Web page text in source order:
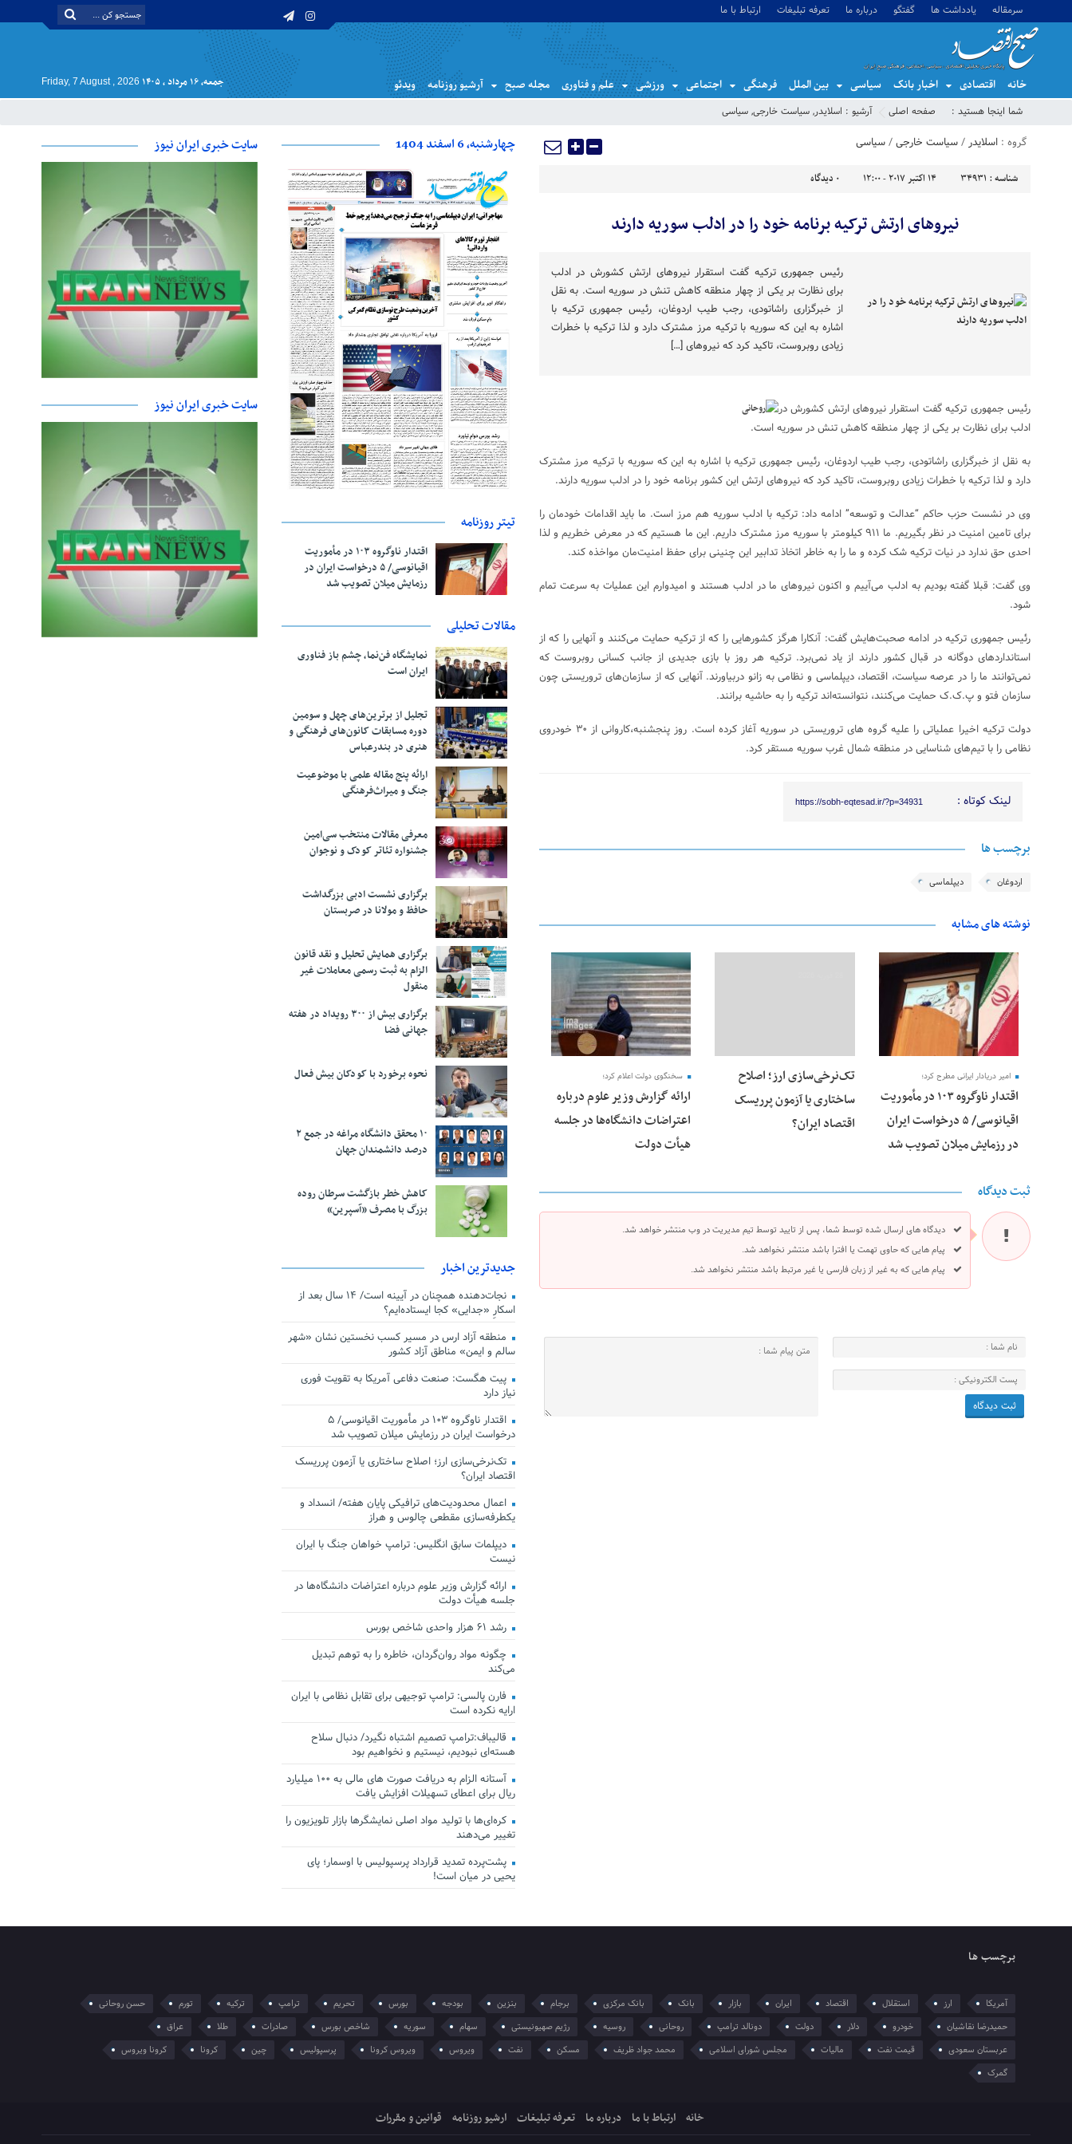
سرمقاله یادداشت ها گفتگو درباره ما تعرفه تبلیغات ارتباط با ما
خانه اقتصادی اخبار بانک سیاسی بین الملل فرهنگی اجتماعی ورزشی علم و فناوری مجله صبح آرشیو روزنامه ویدئو جمعه, ۱۶ مرداد , ۱۴۰۵ Friday, 7 August , 2026
شما اینجا هستید : صفحه اصلی آرشیو : اسلایدر, سیاست خارجی, سیاسی
گروه : اسلایدر/سیاست خارجی/سیاسی
شناسه : 34931 14 اکتبر 2017 - 12:00 0 دیدگاه
نیروهای ارتش ترکیه برنامه خود را در ادلب سوریه دارند
رئیس جمهوری ترکیه گفت استقرار نیروهای ارتش کشورش در ادلب
برای نظارت بر یکی از چهار منطقه کاهش تنش در سوریه است. به نقل
از خبرگزاری راشاتودی، رجب طیب اردوغان، رئیس جمهوری ترکیه با
اشاره به این که سوریه با ترکیه مرز مشترک دارد و لذا ترکیه با خطرات
زیادی روبروست، تاکید کرد که نیروهای […]
رئیس جمهوری ترکیه گفت استقرار نیروهای ارتش کشورش در
ادلب برای نظارت بر یکی از چهار منطقه کاهش تنش در سوریه است.
به نقل از خبرگزاری راشاتودی، رجب طیب اردوغان، رئیس جمهوری ترکیه با اشاره به این که سوریه با ترکیه مرز مشترک
دارد و لذا ترکیه با خطرات زیادی روبروست، تاکید کرد که نیروهای ارتش این کشور برنامه خود را در ادلب سوریه دارند.
وی در نشست حزب حاکم “عدالت و توسعه” ادامه داد: ترکیه با ادلب سوریه هم مرز است. ما باید اقدامات خودمان را
برای تامین امنیت در نظر بگیریم. ما ۹۱۱ کیلومتر با سوریه مرز مشترک داریم. این ما هستیم که در معرض خطریم و لذا
احدی حق ندارد در نیات ترکیه شک کرده و ما را به خاطر اتخاذ تدابیر این چنینی برای حفظ امنیت‌مان مواخذه کند.
وی گفت: قبلا گفته بودیم به ادلب می‌آییم و اکنون نیروهای ما در ادلب هستند و امیدوارم این عملیات به سرعت تمام
شود.
رئیس جمهوری ترکیه در ادامه صحبت‌هایش گفت: آنکارا هرگز کشورهایی را که از ترکیه حمایت می‌کنند و آنهایی را که از
استانداردهای دوگانه در قبال کشور دارند از یاد نمی‌برد. ترکیه هر روز با بازی جدیدی از جانب کسانی روبروست که
نمی‌توانند ما را در عرصه سیاست، اقتصاد، دیپلماسی و نظامی به زانو دربیاورند. آنهایی که از سازمان‌های تروریستی چون
سازمان فتو و پ.ک.ک حمایت می‌کنند، نتوانسته‌اند ترکیه را به حاشیه برانند.
دولت ترکیه اخیرا عملیاتی را علیه گروه های تروریستی در سوریه آغاز کرده است. روز پنجشنبه،کاروانی از ۳۰ خودروی
نظامی را با تیم‌های شناسایی در منطقه شمال غرب سوریه مستقر کرد.
لینک کوتاه : https://sobh-eqtesad.ir/?p=34931
برچسب ها
اردوغان دیپلماسی
نوشته های مشابه
28 فوریه 2026
امیر دریادار ایرانی مطرح کرد؛
اقتدار ناوگروه ۱۰۳ در مأموریت‌
اقیانوسی/ ۵ درخواست ایران
در رزمایش میلان تصویب شد
تک‌نرخی‌سازی ارز؛ اصلاح
ساختاری یا آزمون پرریسک
اقتصاد ایران؟
25 فوریه 2026
سخنگوی دولت اعلام کرد؛
ارائه گزارش وزیر علوم درباره
اعتراضات دانشگاه‌ها در جلسه
هیأت دولت
ثبت دیدگاه
دیدگاه های ارسال شده توسط شما، پس از تایید توسط تیم مدیریت در وب منتشر خواهد شد.
پیام هایی که حاوی تهمت یا افترا باشد منتشر نخواهد شد.
پیام هایی که به غیر از زبان فارسی یا غیر مرتبط باشد منتشر نخواهد شد.
چهارشنبه، 6 اسفند 1404
تیتر روزنامه
اقتدار ناوگروه ۱۰۳ در مأموریت‌
اقیانوسی/ ۵ درخواست ایران در
رزمایش میلان تصویب شد
مقالات تحلیلی
نمایشگاه فن‌نما، چشم باز فناوری
ایران است
تجلیل از بر‌ترین‌های چهل و سومین
دوره مسابقات کانون‌های فرهنگی و
هنری در بندرعباس
ارائه پنج مقاله علمی با موضوعیت
جنگ و میراث‌فرهنگی
معرفی مقالات منتخب سی‌امین
جشنواره تئاتر کودک و نوجوان
برگزاری نشست ادبی بزرگداشت
حافظ و مولانا در صربستان
برگزاری همایش تحلیل و نقد قانون
الزام به ثبت رسمی معاملات غیر
منقول
برگزاری بیش از ۳۰۰ رویداد در هفته
جهانی فضا
نحوه برخورد با کودکان بیش فعال
۱۰ محقق دانشگاه مراغه در جمع ۲
درصد دانشمندان جهان
کاهش خطر بازگشت سرطان روده
بزرگ با مصرف «آسپرین»
جدیدترین اخبار
نجات‌دهنده‌ همچنان در آیینه است/ ۱۴ سال بعد از
اسکارِ «جدایی» کجا ایستاده‌ایم؟
منطقه آزاد ارس در مسیر کسب نخستین نشان «شهر
سالم و ایمن» مناطق آزاد کشور
پیت هگست: صنعت دفاعی آمریکا به تقویت فوری
نیاز دارد
اقتدار ناوگروه ۱۰۳ در مأموریت‌ اقیانوسی/ ۵
درخواست ایران در رزمایش میلان تصویب شد
تک‌نرخی‌سازی ارز؛ اصلاح ساختاری یا آزمون پرریسک
اقتصاد ایران؟
اعمال محدودیت‌های ترافیکی پایان هفته/ انسداد و
یکطرفه‌سازی مقطعی چالوس و هراز
دیپلمات سابق انگلیس:‌ ترامپ خواهان جنگ با ایران
نیست
ارائه گزارش وزیر علوم درباره اعتراضات دانشگاه‌ها در
جلسه هیأت دولت
رشد ۶۱ هزار واحدی شاخص بورس
چگونه مواد روان‌گردان، خاطره را به توهم تبدیل
می‌کند
فارن پالسی: ترامپ توجیهی برای تقابل نظامی با ایران
ارایه نکرده است
قالیباف:ترامپ تصمیم اشتباه نگیرد/ دنبال سلاح
هسته‌ای نبودیم، نیستیم و نخواهیم بود
آستانه الزام به دریافت صورت های مالی به ۱۰۰ میلیارد
ریال برای اعطای تسهیلات افزایش یافت
کره‌ای‌ها با تولید مواد اصلی نمایشگرها بازار تلویزیون را
تغییر می‌دهند
پشت‌پرده تمدید قرارداد پرسپولیس با اوسمار؛ پای
یحیی در میان است!
سایت خبری ایران نیوز
سایت خبری ایران نیوز
برچسب ها
آمریکا ارز استقلال اقتصاد ایران بازار بانک بانک مرکزی برجام بنزین بودجه بورس تحریم ترامپ ترکیه تورم
حسن روحانی
حمیدرضا نقاشیان
خودرو دلار دولت دونالد ترامپ روحانی روسیه رژیم صهیونیستی سهام سوریه شاخص بورس صادرات طلا
عراق
عربستان سعودی
قیمت نفت مالیات مجلس شورای اسلامی محمد جواد ظریف مسکن نفت ویروس ویروس کرونا پرسپولیس چین کرونا
کرونا ویروس
گمرک
خانه ارتباط با ما درباره ما تعرفه تبلیغات ارشیو روزنامه قوانین و مقررات